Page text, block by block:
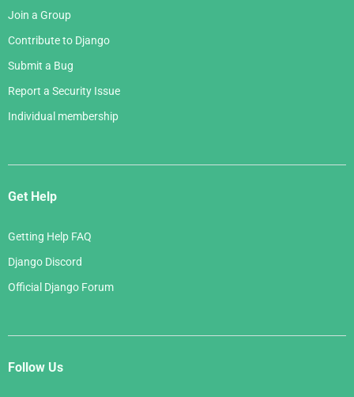
Join a Group
Contribute to Django
Submit a Bug
Report a Security Issue
Individual membership
Get Help
Getting Help FAQ
Django Discord
Official Django Forum
Follow Us